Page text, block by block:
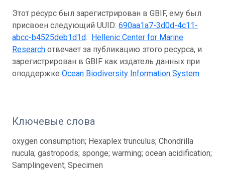
Этот ресурс был зарегистрирован в GBIF, ему был
присвоен следующий UUID: 690aa1a7-3d0d-4c11-
abcc-b4525deb1d1d. Hellenic Center for Marine
Research отвечает за публикацию этого ресурса, и
зарегистрирован в GBIF как издатель данных при
оподдержке Ocean Biodiversity Information System.
Ключевые слова
oxygen consumption; Hexaplex trunculus; Chondrilla
nucula; gastropods; sponge; warming; ocean acidification;
Samplingevent; Specimen